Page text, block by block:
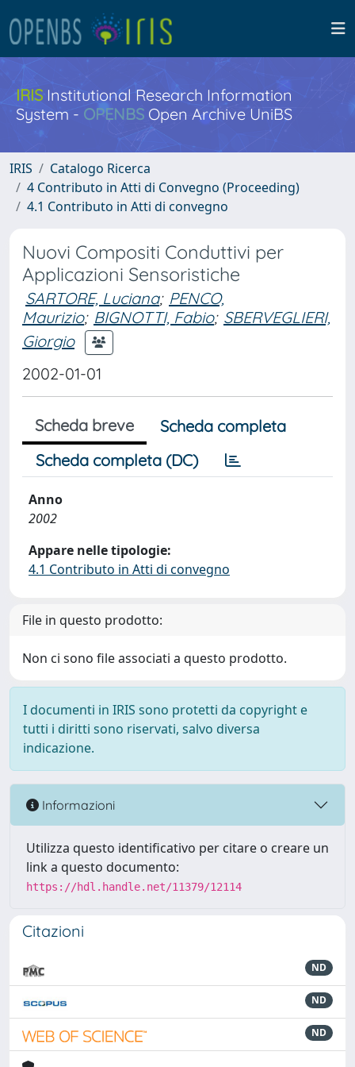
IRISInstitutional Research Information
System - OPENBS Open Archive UniBS
IRIS
Catalogo Ricerca
4 Contributo in Atti di Convegno (Proceeding)
4.1 Contributo in Atti di convegno
Nuovi Compositi Conduttivi per
Applicazioni Sensoristiche
SARTORE, Luciana; PENCO,
Maurizio; BIGNOTTI, Fabio; SBERVEGLIERI,
Giorgio
2002-01-01
Scheda breve
Scheda completa
Scheda completa (DC)
Anno
2002
Appare nelle tipologie:
4.1 Contributo in Atti di convegno
File in questo prodotto:
Non ci sono file associati a questo prodotto.
I documenti in IRIS sono protetti da copyright e
tutti i diritti sono riservati, salvo diversa
indicazione.
Informazioni
Utilizza questo identificativo per citare o creare un
link a questo documento:
https://hdl.handle.net/11379/12114
Citazioni
ND
ND
ND